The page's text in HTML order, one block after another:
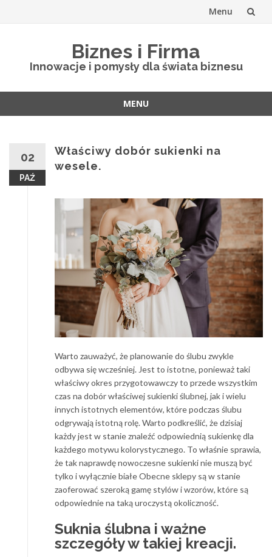
Menu
Biznes i Firma
Innowacje i pomysły dla świata biznesu
MENU
02
PAŹ
Właściwy dobór sukienki na
wesele.
Warto zauważyć, że planowanie do ślubu zwykle
odbywa się wcześniej. Jest to istotne, ponieważ taki
właściwy okres przygotowawczy to przede wszystkim
czas na dobór właściwej sukienki ślubnej, jak i wielu
innych istotnych elementów, które podczas ślubu
odgrywają istotną rolę. Warto podkreślić, że dzisiaj
każdy jest w stanie znaleźć odpowiednią sukienkę dla
każdego motywu kolorystycznego. To właśnie sprawia,
że tak naprawdę nowoczesne sukienki nie muszą być
tylko i wyłącznie białe Obecne sklepy są w stanie
zaoferować szeroką gamę stylów i wzorów, które są
odpowiednie na taką uroczystą okoliczność.
Suknia ślubna i ważne
szczegóły w takiej kreacji.